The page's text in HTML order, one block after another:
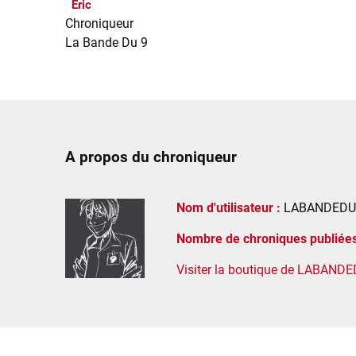
Eric
Chroniqueur
La Bande Du 9
A propos du chroniqueur
Nom d'utilisateur :
Nombre de chroniques
Visiter la boutique de